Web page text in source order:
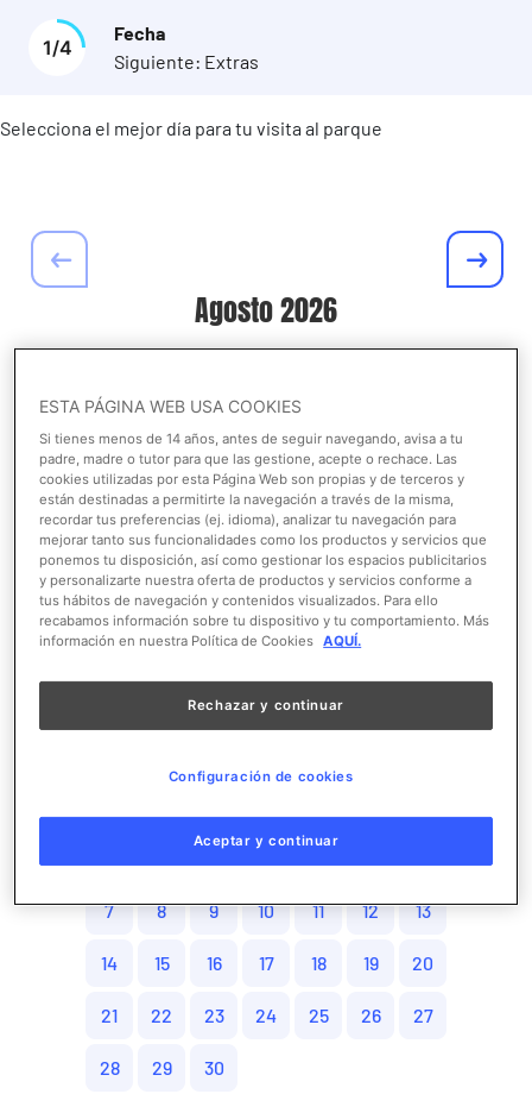
1/4
Fecha
Siguiente: Extras
Selecciona el mejor día para tu visita al parque
Agosto2026
3 4 5 6 7 8 9
10 11 12 13 14 15 16
17 18 19 20 21 22 23
24 25 26 27 28 29 30
7 8 9 10 11 12 13
14 15 16 17 18 19 20
21 22 23 24 25 26 27
28 29 30
ESTA PÁGINA WEB USA COOKIES
Si tienes menos de 14 años, antes de seguir navegando, avisa a tu
padre, madre o tutor para que las gestione, acepte o rechace. Las
cookies utilizadas por esta Página Web son propias y de terceros y
están destinadas a permitirte la navegación a través de la misma,
recordar tus preferencias (ej. idioma), analizar tu navegación para
mejorar tanto sus funcionalidades como los productos y servicios que
ponemos tu disposición, así como gestionar los espacios publicitarios
y personalizarte nuestra oferta de productos y servicios conforme a
tus hábitos de navegación y contenidos visualizados. Para ello
recabamos información sobre tu dispositivo y tu comportamiento. Más
información en nuestra Política de Cookies AQUÍ.
Rechazar y continuar
Aceptar y continuar
Configuración de cookies